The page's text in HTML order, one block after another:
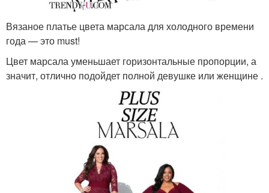
Вязаное платье цвета марсала для холодного времени
года — это must!
Цвет марсала уменьшает горизонтальные пропорции, а
значит, отлично подойдет полной девушке или женщине .